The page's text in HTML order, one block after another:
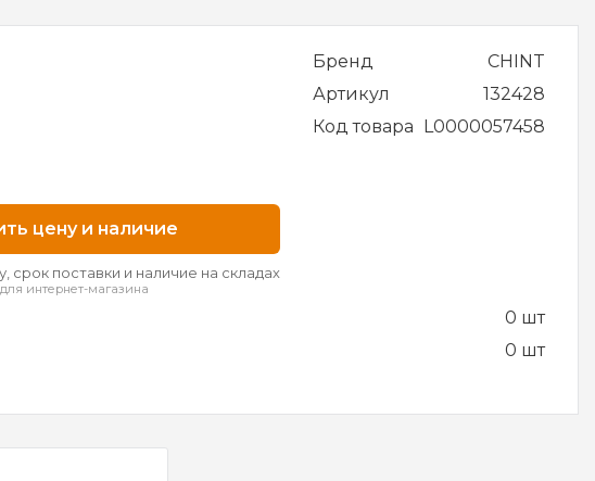
цену и наличие
срок поставки и наличие на складах
интернет-магазина
Бренд
CHINT
Артикул
132428
Код товара L0000057458
0 шт
0 шт